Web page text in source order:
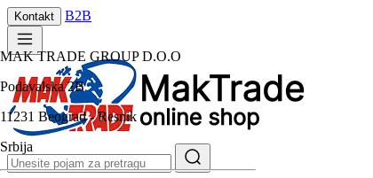
Kontakt
MAK TRADE GROUP D.O.O
Podavalska 2B
11231 Beograd - Resnik
Srbija
B2B